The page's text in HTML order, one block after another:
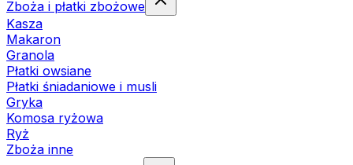
Zboża i płatki zbożowe
Kasza
Makaron
Granola
Płatki owsiane
Płatki śniadaniowe i musli
Gryka
Komosa ryżowa
Ryż
Zboża inne